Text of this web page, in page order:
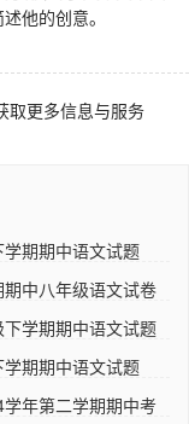
他的创意。
取更多信息与服务
期期中语文试题
中八年级语文试卷
学期期中语文试题
期期中语文试题
年第二学期期中考